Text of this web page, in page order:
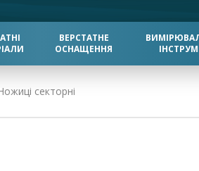
ВЕРСТАТНЕ
ОСНАЩЕННЯ
секторні